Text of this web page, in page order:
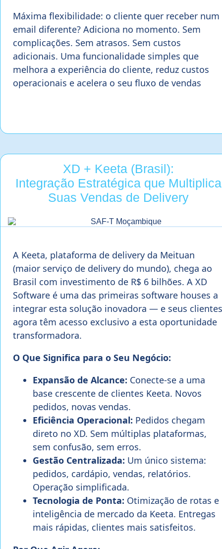
Máxima flexibilidade: o cliente quer receber num
email diferente? Adiciona no momento. Sem
complicações. Sem atrasos. Sem custos
adicionais. Uma funcionalidade simples que
melhora a experiência do cliente, reduz custos
operacionais e acelera o seu fluxo de vendas
XD + Keeta (Brasil):
Integração Estratégica que Multiplica
Suas Vendas de Delivery
A Keeta, plataforma de delivery da Meituan
(maior serviço de delivery do mundo), chega ao
Brasil com investimento de R$ 6 bilhões. A XD
Software é uma das primeiras software houses a
integrar esta solução inovadora — e seus clientes
agora têm acesso exclusivo a esta oportunidade
transformadora.
O Que Significa para o Seu Negócio:
Expansão de Alcance: Conecte-se a uma
base crescente de clientes Keeta. Novos
pedidos, novas vendas.
Eficiência Operacional: Pedidos chegam
direto no XD. Sem múltiplas plataformas,
sem confusão, sem erros.
Gestão Centralizada: Um único sistema:
pedidos, cardápio, vendas, relatórios.
Operação simplificada.
Tecnologia de Ponta: Otimização de rotas e
inteligência de mercado da Keeta. Entregas
mais rápidas, clientes mais satisfeitos.